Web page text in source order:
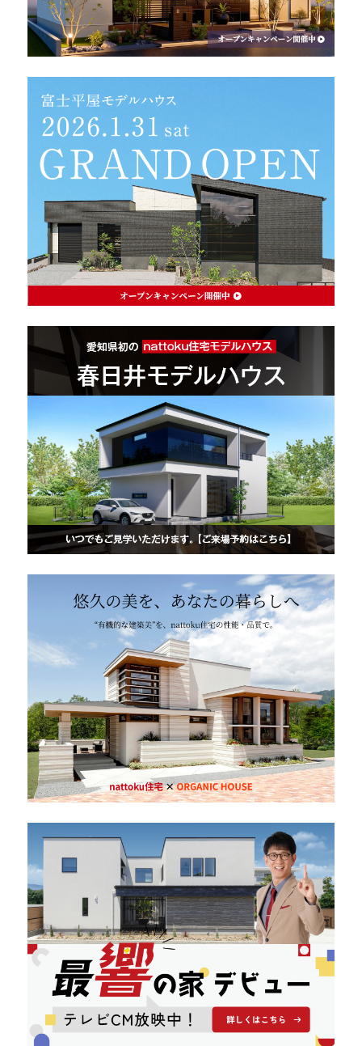
nattoku住宅 10のこだわり
家具まで標準仕様の空間コーディネート
身体に優しい自然素材の家
耐震等級3 & 許容応力度計算 全棟標準
徹底したコストダウンの追求
頑丈で長持ちの外壁
2030年の省エネ基準住宅
100年点検住宅
快適な室内環境へのこだわり
生涯続く安心のアフターフォロー
ラインナップ
最響の家
Groovin’
nattoku住宅25周年記念モデル
Glass Arts
Blue Style
キママプラス
納得リフォームスタジオ nattoku リノベ
分譲住宅･不動産 スタッフブログ
施工事例 お客さまの声
お知らせ 土地情報